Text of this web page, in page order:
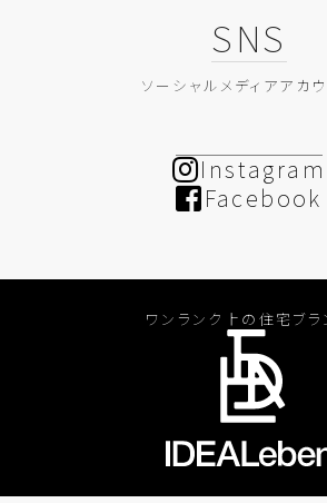
SNS
ソーシャルメディアアカ
Instagram
Facebook
ワンランク上の住宅ブラ